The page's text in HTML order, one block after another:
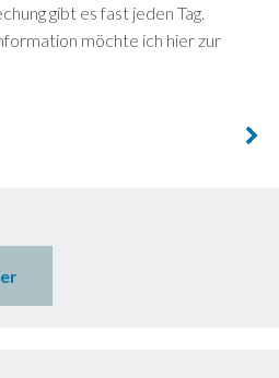
gibt es fast jeden Tag.
möchte ich hier zur